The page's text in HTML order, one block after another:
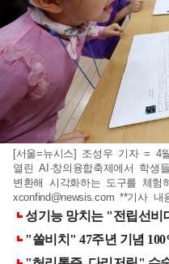
[서울=뉴시스] 조성우 기자 = 4
열린 AI·창의융합축제에서 학생
변환해 시각화하는 도구를 체험
xconfind@newsis.com **기사 내